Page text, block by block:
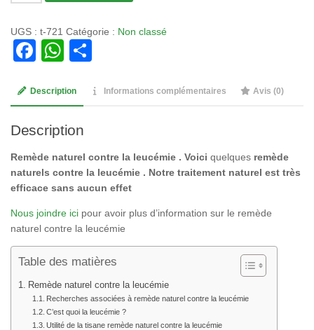
de
721:
Remède
UGS : t-721 Catégorie : Non classé
Facebook
WhatsApp
Description Informations complémentaires Avis (0)
Description
Remède naturel contre la leucémie . Voici quelques remède
naturels contre la leucémie . Notre traitement naturel est très
efficace sans aucun effet
Nous joindre ici pour avoir plus d’information sur le remède
naturel contre la leucémie
Table des matières
Remède naturel contre la leucémie
Recherches associées à remède naturel contre la leucémie
C’est quoi la leucémie ?
Utilité de la tisane remède naturel contre la leucémie